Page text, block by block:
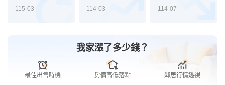
115-03
114-03
114-07
我家漲了多少錢？
最佳出售時機 房價高低落點 鄰居行情透視